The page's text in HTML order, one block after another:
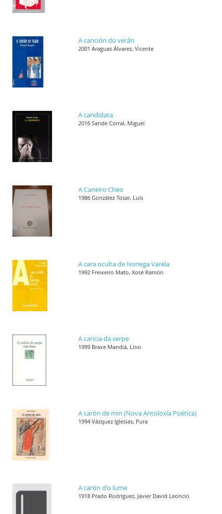
A canción do verán
2001 Araguas Álvarez, Vicente
A candidata
2016 Sande Corral, Miguel
A Caneiro Cheo
1986 González Tosar, Luís
A cara oculta de Noriega Varela
1992 Freixeiro Mato, Xosé Ramón
A caricia da serpe
1999 Braxe Mandiá, Lino
A carón de min (Nova Antoloxía Poética)
1994 Vázquez Iglesias, Pura
A carón d'o lume
1918 Prado Rodríguez, Javier David Leoncio